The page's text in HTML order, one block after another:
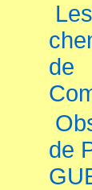
Les
de
de